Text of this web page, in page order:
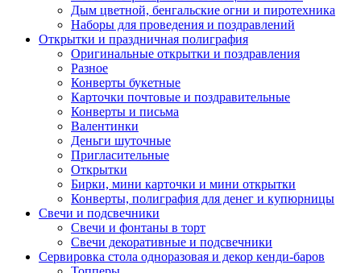
Дым цветной, бенгальские огни и пиротехника
Наборы для проведения и поздравлений
Открытки и праздничная полиграфия
Оригинальные открытки и поздравления
Разное
Конверты букетные
Карточки почтовые и поздравительные
Конверты и письма
Валентинки
Деньги шуточные
Пригласительные
Открытки
Бирки, мини карточки и мини открытки
Конверты, полиграфия для денег и купюрницы
Свечи и подсвечники
Свечи и фонтаны в торт
Свечи декоративные и подсвечники
Сервировка стола одноразовая и декор кенди-баров